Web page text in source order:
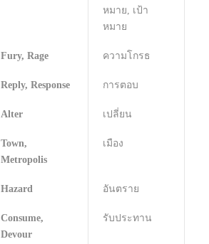
หมาย, เป้า
หมาย
Fury, Rage ความโกรธ
Reply, Response การตอบ
Alter เปลี่ยน
Town,
Metropolis
เมือง
Hazard อันตราย
Consume,
Devour
รับประทาน